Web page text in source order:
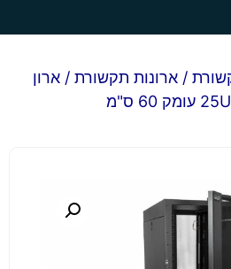
/ ארונות תקשורת / ארון